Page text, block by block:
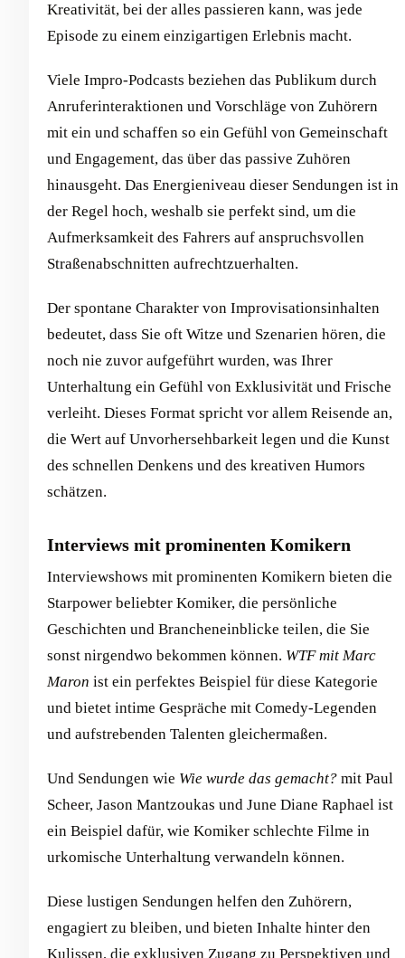
Kreativität, bei der alles passieren kann, was jede
Episode zu einem einzigartigen Erlebnis macht.
Viele Impro-Podcasts beziehen das Publikum durch
Anruferinteraktionen und Vorschläge von Zuhörern
mit ein und schaffen so ein Gefühl von Gemeinschaft
und Engagement, das über das passive Zuhören
hinausgeht. Das Energieniveau dieser Sendungen ist in
der Regel hoch, weshalb sie perfekt sind, um die
Aufmerksamkeit des Fahrers auf anspruchsvollen
Straßenabschnitten aufrechtzuerhalten.
Der spontane Charakter von Improvisationsinhalten
bedeutet, dass Sie oft Witze und Szenarien hören, die
noch nie zuvor aufgeführt wurden, was Ihrer
Unterhaltung ein Gefühl von Exklusivität und Frische
verleiht. Dieses Format spricht vor allem Reisende an,
die Wert auf Unvorhersehbarkeit legen und die Kunst
des schnellen Denkens und des kreativen Humors
schätzen.
Interviews mit prominenten Komikern
Interviewshows mit prominenten Komikern bieten die
Starpower beliebter Komiker, die persönliche
Geschichten und Brancheneinblicke teilen, die Sie
sonst nirgendwo bekommen können. WTF mit Marc
Maron ist ein perfektes Beispiel für diese Kategorie
und bietet intime Gespräche mit Comedy-Legenden
und aufstrebenden Talenten gleichermaßen.
Und Sendungen wie Wie wurde das gemacht? mit Paul
Scheer, Jason Mantzoukas und June Diane Raphael ist
ein Beispiel dafür, wie Komiker schlechte Filme in
urkomische Unterhaltung verwandeln können.
Diese lustigen Sendungen helfen den Zuhörern,
engagiert zu bleiben, und bieten Inhalte hinter den
Kulissen, die exklusiven Zugang zu Perspektiven und